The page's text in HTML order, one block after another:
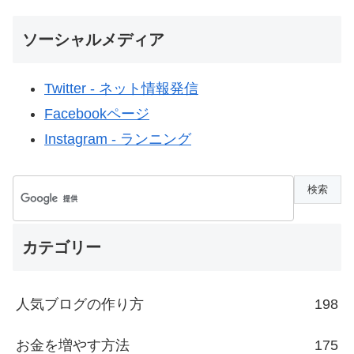
ソーシャルメディア
Twitter - ネット情報発信
Facebookページ
Instagram - ランニング
カテゴリー
人気ブログの作り方 198
お金を増やす方法 175